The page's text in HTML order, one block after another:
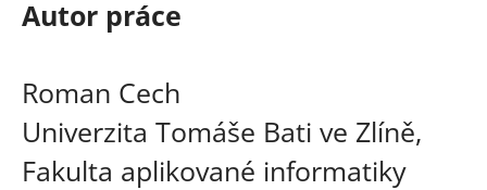
Autor práce
Roman Cech
Univerzita Tomáše Bati ve Zlíně,
Fakulta aplikované informatiky